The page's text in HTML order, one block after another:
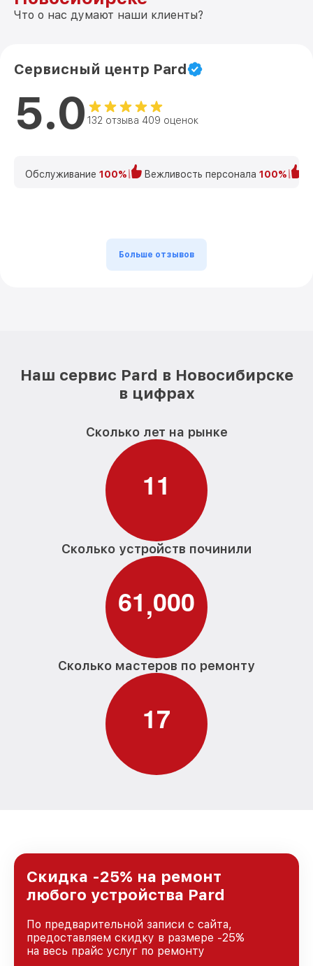
Что о нас думают наши клиенты?
Сервисный центр Pard
5.0 132 отзыва 409 оценок
Обслуживание 100% Вежливость персонала 100%
Больше отзывов
Наш сервис Pard в Новосибирске
в цифрах
Сколько лет на рынке
11
Сколько устройств починили
61,000
Сколько мастеров по ремонту
17
Скидка -25% на ремонт
любого устройства Pard
По предварительной записи с сайта,
предоставляем скидку в размере -25%
на весь прайс услуг по ремонту